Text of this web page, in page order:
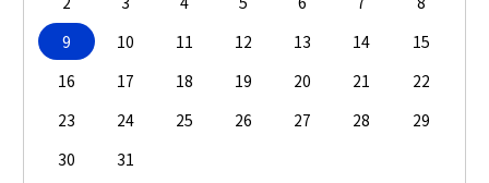
9
10 11 12 13 14
15
16
17 18 19 20 21
22
23
24 25 26 27 28
29
30
31